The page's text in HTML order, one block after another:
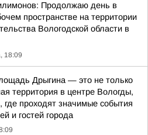
Продолжаю день в
пространстве на территории
Вологодской области в
18:09
Дрыгина — это не только
территория в центре Вологды,
где проходят значимые события
и гостей города